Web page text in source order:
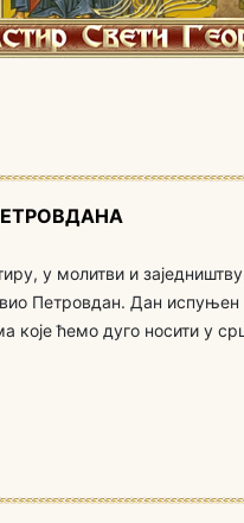
у молитви и
Петровдан. Дан
које ћемо дуго носити у